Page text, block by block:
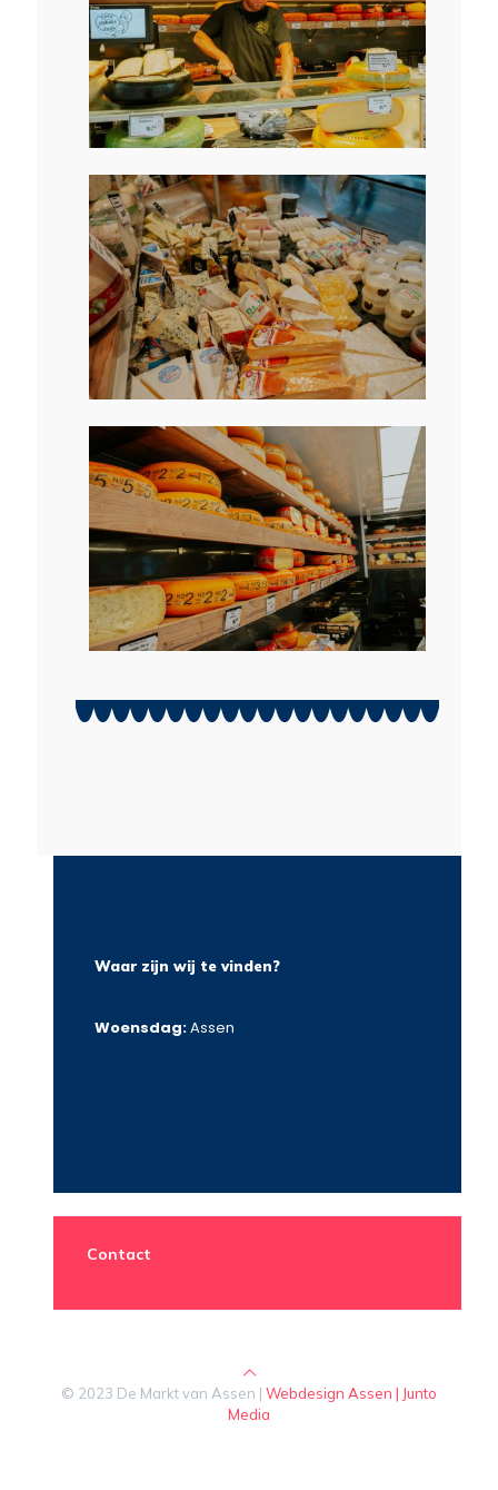
Waar zijn wij te vinden?
Woensdag:Assen
Contact
© 2023 De Markt van Assen | Webdesign Assen | Junto
Media